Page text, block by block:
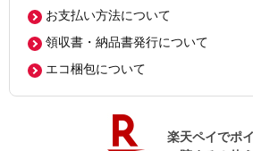
お支払い方法について
領収書・納品書発行について
エコ梱包について